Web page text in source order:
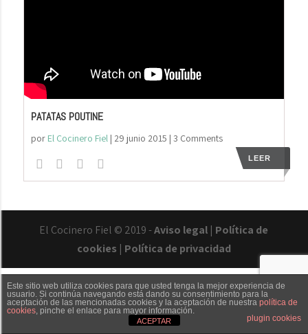
PATATAS POUTINE
por El Cocinero Fiel| 29 junio 2015 | 3 Comments
LEER
El Cocinero Fiel © 2019 -Aviso legal | Política de
cookies | Política de privacidad
Txaber Allué Redes sociales Contacto
Este sitio web utiliza cookies para que usted tenga la mejor experiencia de
usuario. Si continúa navegando está dando su consentimiento para la
aceptación de las mencionadas cookies y la aceptación de nuestra política de
cookies, pinche el enlace para mayor información.
plugin cookies
ACEPTAR